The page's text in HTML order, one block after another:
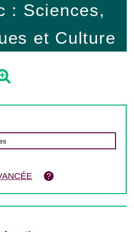
: Sciences,
et Culture